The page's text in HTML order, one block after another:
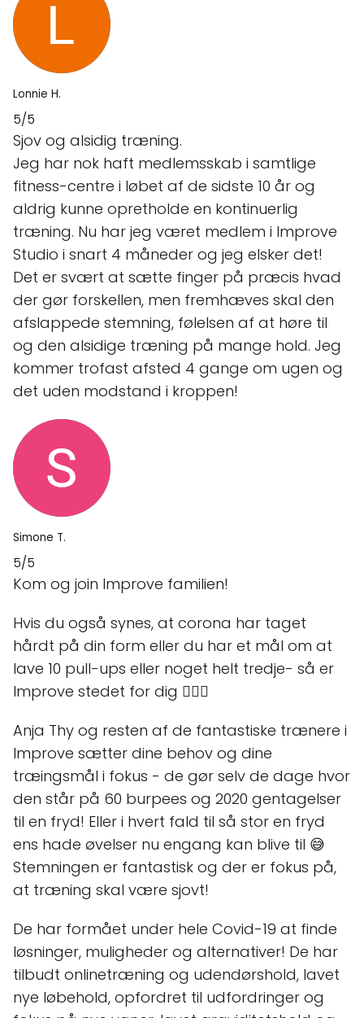
Lonnie H.
5/5
Sjov og alsidig træning.
Jeg har nok haft medlemsskab i samtlige
fitness-centre i løbet af de sidste 10 år og
aldrig kunne opretholde en kontinuerlig
træning. Nu har jeg været medlem i Improve
Studio i snart 4 måneder og jeg elsker det!
Det er svært at sætte finger på præcis hvad
der gør forskellen, men fremhæves skal den
afslappede stemning, følelsen af at høre til
og den alsidige træning på mange hold. Jeg
kommer trofast afsted 4 gange om ugen og
det uden modstand i kroppen!
Simone T.
5/5
Kom og join Improve familien!
Hvis du også synes, at corona har taget
hårdt på din form eller du har et mål om at
lave 10 pull-ups eller noget helt tredje- så er
Improve stedet for dig 🤸‍♀‍💪
Anja Thy og resten af de fantastiske trænere i
Improve sætter dine behov og dine
træingsmål i fokus - de gør selv de dage hvor
den står på 60 burpees og 2020 gentagelser
til en fryd! Eller i hvert fald til så stor en fryd
ens hade øvelser nu engang kan blive til 😅
Stemningen er fantastisk og der er fokus på,
at træning skal være sjovt!
De har formået under hele Covid-19 at finde
løsninger, muligheder og alternativer! De har
tilbudt onlinetræning og udendørshold, lavet
nye løbehold, opfordret til udfordringer og